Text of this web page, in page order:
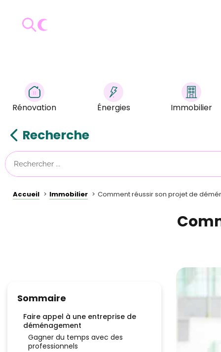
Rénovation Énergies Immobilier
Recherche
Accueil Immobilier Comment réussir son projet de
Sommaire
Faire appel à une entreprise de
déménagement
Gagner du temps avec des
professionnels